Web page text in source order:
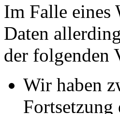
Im Falle eines
Daten
der folgenden
Wir haben
Fortsetzung